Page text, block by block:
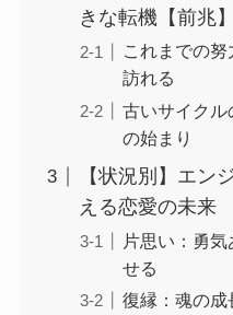
きな転機【前兆】
これまでの
訪れる
古いサイクル
の始まり
【状況別】エン
える恋愛の未来
片思い：勇
せる
復縁：魂の成